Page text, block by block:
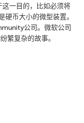
一目的，比如必须将
币大小的微型装置。
公司。微软公司
繁复杂的故事。